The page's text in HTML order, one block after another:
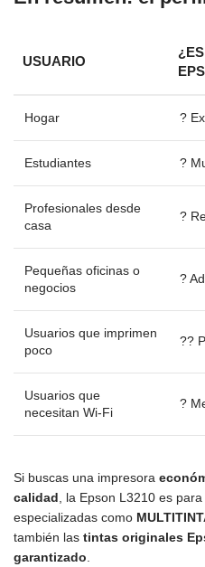
USUARIO
Hogar ?
Estudiantes ?
Profesionales desde
casa
?
Pequeñas oficinas o
negocios
?
Usuarios que imprimen
poco
??
Usuarios que
necesitan Wi-Fi
?
Si buscas una impresora
calidad , la Epson L3210 es
especializadas como
también las tintas originales
garantizado